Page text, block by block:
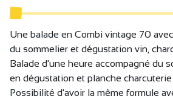
Une balade en Combi vintage 70
du sommelier et dégustation vin,
Balade d'une heure accompagné du
en dégustation et planche
Possibilité d'avoir la même formule